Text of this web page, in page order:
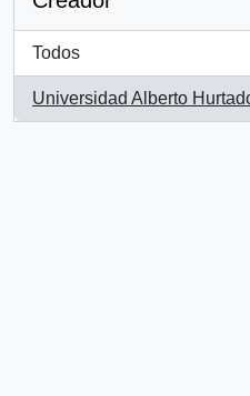
Todos
Universidad Alberto
, 1 resultados